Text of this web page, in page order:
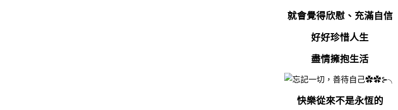
就會覺得欣慰、充滿自信
好好珍惜人生
盡情擁抱生活
快樂從來不是永恆的